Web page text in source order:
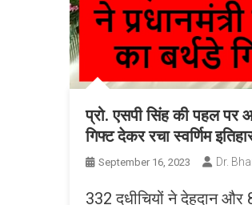
प्रो. एसपी सिंह की पहल पर
गिफ्ट देकर रचा स्वर्णिम
September 16, 2023 Dr.
332 दधीचियों ने देहदान